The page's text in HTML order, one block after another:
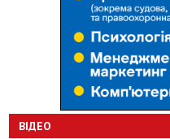
ВІДЕО